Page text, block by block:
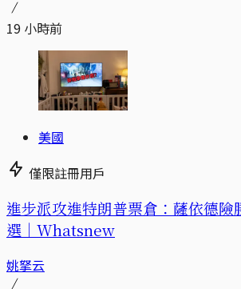
19 小時前
美國
僅限註冊用戶
進步派攻進特朗普票倉：薩依德險
選｜Whatsnew
姚拏云